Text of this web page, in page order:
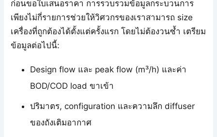
ก่อนขอใบเสนอราคา การรวบรวมข้อมูลกระบวนการ
เพียงไม่กี่รายการช่วยให้วิศวกรของเราสามารถ size
เครื่องที่ถูกต้องได้ตั้งแต่ครั้งแรก โดยไม่ต้องวนซ้ำ เตรียม
ข้อมูลต่อไปนี้:
Design flow และ peak flow (m³/h) และค่า
BOD/COD load ขาเข้า
ปริมาตร, configuration และความลึก diffuser
ของถังเติมอากาศ